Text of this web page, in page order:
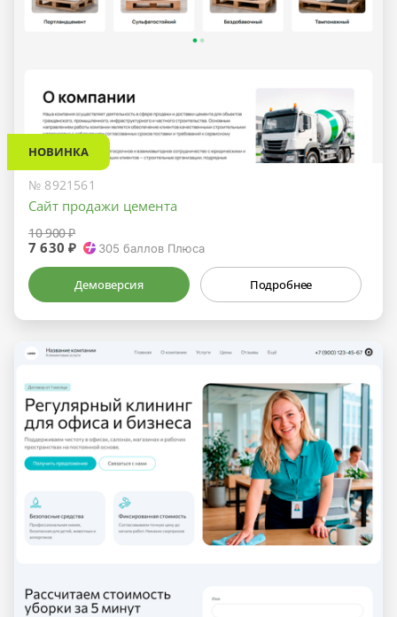
НОВИНКА
№ 8921561
Сайт продажи цемента
10 900 ₽
7 630 ₽ 305 баллов Плюса
Демоверсия Подробнее